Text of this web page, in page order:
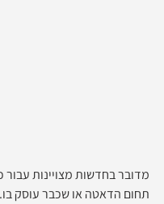
מדובר בחדשות מצויינות